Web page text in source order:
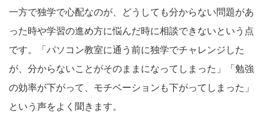
一方で独学で心配なのが、どうしても分からない問題があ
った時や学習の進め方に悩んだ時に相談できないという点
です。「パソコン教室に通う前に独学でチャレンジした
が、分からないことがそのままになってしまった」「勉強
の効率が下がって、モチベーションも下がってしまった」
という声をよく聞きます。